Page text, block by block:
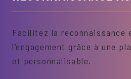
Facilitez la reconnaissance
l’engagement grâce à une
et personnalisable.